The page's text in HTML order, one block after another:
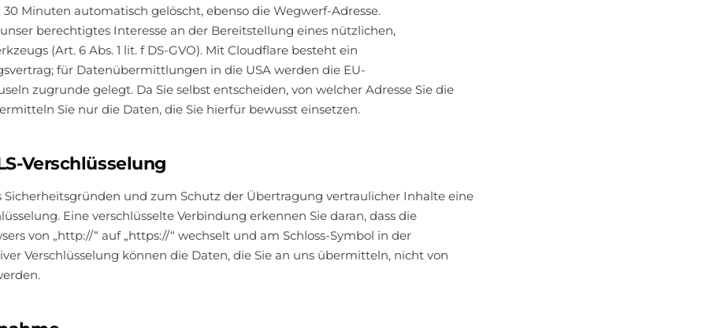
Minuten automatisch gelöscht, ebenso die Wegwerf-Adresse.
berechtigtes Interesse an der Bereitstellung eines nützlichen,
(Art. 6 Abs. 1 lit. f DS-GVO). Mit Cloudflare besteht ein
für Datenübermittlungen in die USA werden die EU-
zugrunde gelegt. Da Sie selbst entscheiden, von welcher Adresse Sie die
Sie nur die Daten, die Sie hierfür bewusst einsetzen.
Verschlüsselung
Sicherheitsgründen und zum Schutz der Übertragung vertraulicher Inhalte eine
Eine verschlüsselte Verbindung erkennen Sie daran, dass die
von „http://“ auf „https://“ wechselt und am Schloss-Symbol in der
Verschlüsselung können die Daten, die Sie an uns übermitteln, nicht von